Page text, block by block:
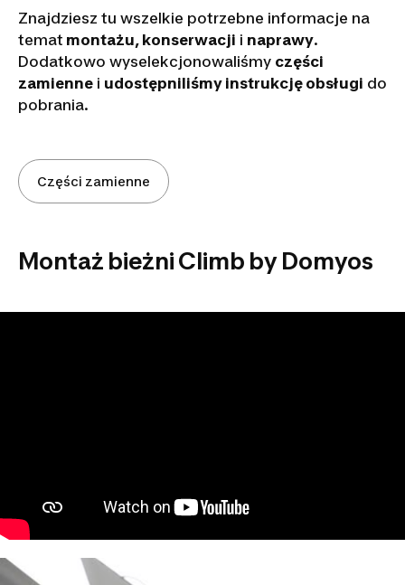
Znajdziesz tu wszelkie potrzebne informacje na
temat montażu, konserwacji i naprawy.
Dodatkowo wyselekcjonowaliśmy części
zamienne i udostępniliśmy instrukcję obsługi do
pobrania.
Części zamienne
Montaż bieżni Climb by Domyos